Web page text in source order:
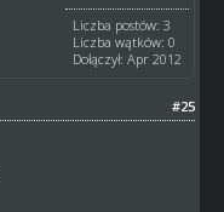
Liczba postów: 3
Liczba wątków: 0
Dołączył: Apr 2012
#25